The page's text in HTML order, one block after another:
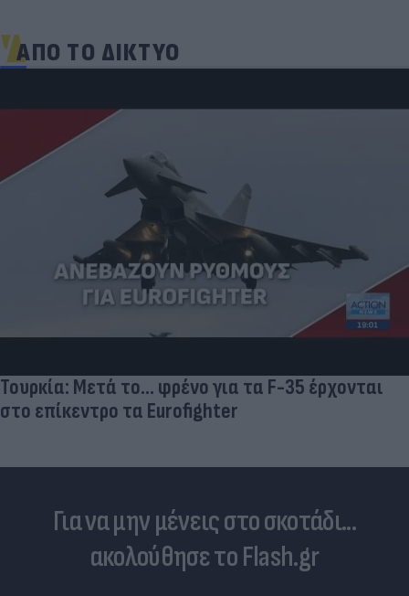
ΑΠΟ ΤΟ ΔΙΚΤΥΟ
Τουρκία: Μετά το... φρένο για τα F-35 έρχονται
στο επίκεντρο τα Eurofighter
Για να μην μένεις στο σκοτάδι...
ακολούθησε το Flash.gr